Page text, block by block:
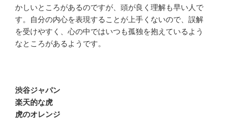
かしいところがあるのですが、頭が良く理解も早い人で
す。自分の内心を表現することが上手くないので、誤解
を受けやすく、心の中ではいつも孤独を抱えているよう
なところがあるようです。
渋谷ジャパン
楽天的な虎
虎のオレンジ